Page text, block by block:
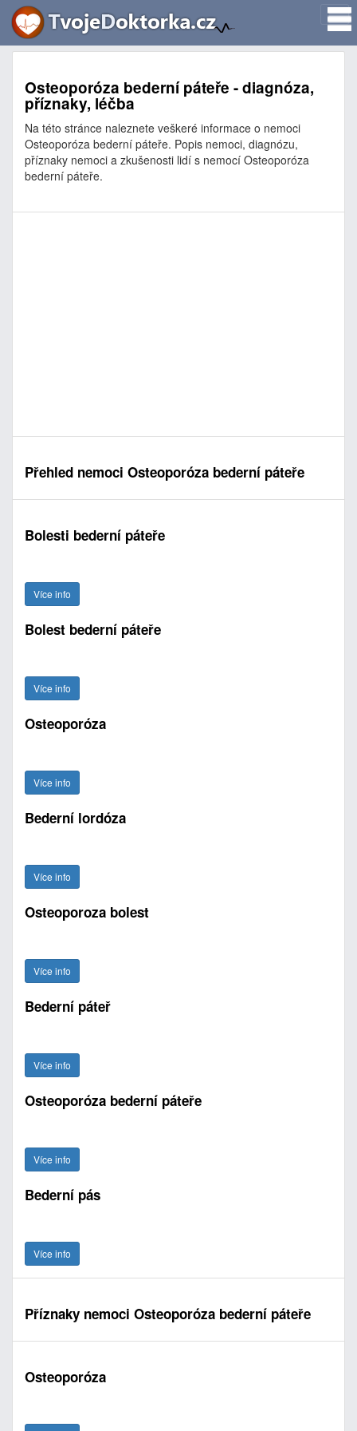
Osteoporóza bederní páteře - diagnóza,
příznaky, léčba
Na této stránce naleznete veškeré informace o nemoci
Osteoporóza bederní páteře. Popis nemoci, diagnózu,
příznaky nemoci a zkušenosti lidí s nemocí Osteoporóza
bederní páteře.
Přehled nemoci Osteoporóza bederní páteře
Bolesti bederní páteře
Více info
Bolest bederní páteře
Více info
Osteoporóza
Více info
Bederní lordóza
Více info
Osteoporoza bolest
Více info
Bederní páteř
Více info
Osteoporóza bederní páteře
Více info
Bederní pás
Více info
Příznaky nemoci Osteoporóza bederní páteře
Osteoporóza